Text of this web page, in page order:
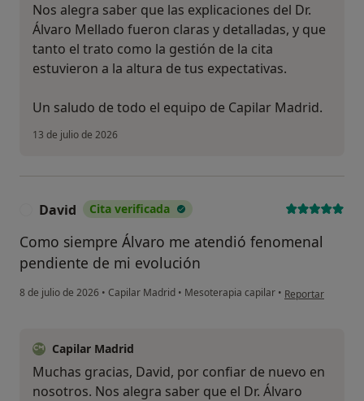
Nos alegra saber que las explicaciones del Dr.
Álvaro Mellado fueron claras y detalladas, y que
tanto el trato como la gestión de la cita
estuvieron a la altura de tus expectativas.
Un saludo de todo el equipo de Capilar Madrid.
13 de julio de 2026
David Cita verificada
Como siempre Álvaro me atendió fenomenal
pendiente de mi evolución
8 de julio de 2026 • Capilar Madrid • Mesoterapia capilar • en opinión del
Reportar
Capilar Madrid
Muchas gracias, David, por confiar de nuevo en
nosotros. Nos alegra saber que el Dr. Álvaro